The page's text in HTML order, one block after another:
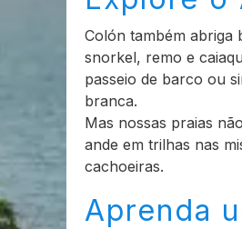
Colón também abriga
snorkel, remo e
passeio de barco ou
branca.
Mas nossas praias
ande em trilhas nas
cachoeiras.
Aprenda